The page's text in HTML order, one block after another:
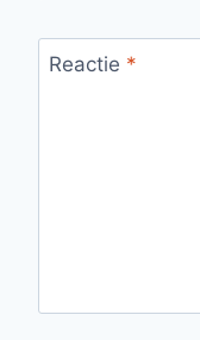
Reactie *